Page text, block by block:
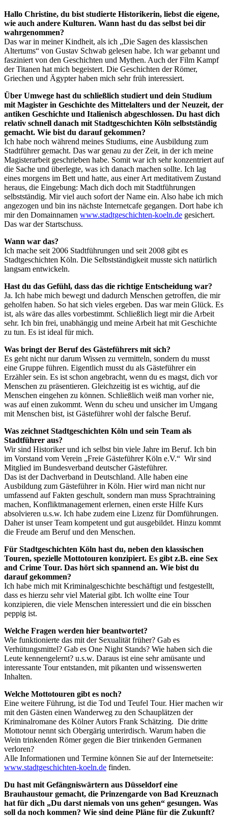
Hallo Christine, du bist studierte Historikerin, liebst die eigene,
wie auch andere Kulturen. Wann hast du das selbst bei dir
wahrgenommen?
Das war in meiner Kindheit, als ich „Die Sagen des klassischen
Altertums“ von Gustav Schwab gelesen habe. Ich war gebannt und
fasziniert von den Geschichten und Mythen. Auch der Film Kampf
der Titanen hat mich begeistert. Die Geschichten der Römer,
Griechen und Ägypter haben mich sehr früh interessiert.
Über Umwege hast du schließlich studiert und dein Studium
mit Magister in Geschichte des Mittelalters und der Neuzeit, der
antiken Geschichte und Italienisch abgeschlossen. Du hast dich
relativ schnell danach mit Stadtgeschichten Köln selbstständig
gemacht. Wie bist du darauf gekommen?
Ich habe noch während meines Studiums, eine Ausbildung zum
Stadtführer gemacht. Das war genau zu der Zeit, in der ich meine
Magisterarbeit geschrieben habe. Somit war ich sehr konzentriert auf
die Sache und überlegte, was ich danach machen sollte. Ich lag
eines morgens im Bett und hatte, aus einer Art meditativem Zustand
heraus, die Eingebung: Mach dich doch mit Stadtführungen
selbstständig. Mir viel auch sofort der Name ein. Also habe ich mich
angezogen und bin ins nächste Internetcafe gegangen. Dort habe ich
mir den Domainnamen www.stadtgeschichten-koeln.de gesichert.
Das war der Startschuss.
Wann war das?
Ich mache seit 2006 Stadtführungen und seit 2008 gibt es
Stadtgeschichten Köln. Die Selbstständigkeit musste sich natürlich
langsam entwickeln.
Hast du das Gefühl, dass das die richtige Entscheidung war?
Ja. Ich habe mich bewegt und dadurch Menschen getroffen, die mir
geholfen haben. So hat sich vieles ergeben. Das war mein Glück. Es
ist, als wäre das alles vorbestimmt. Schließlich liegt mir die Arbeit
sehr. Ich bin frei, unabhängig und meine Arbeit hat mit Geschichte
zu tun. Es ist ideal für mich.
Was bringt der Beruf des Gästeführers mit sich?
Es geht nicht nur darum Wissen zu vermitteln, sondern du musst
eine Gruppe führen. Eigentlich musst du als Gästeführer ein
Erzähler sein. Es ist schon angebracht, wenn du es magst, dich vor
Menschen zu präsentieren. Gleichzeitig ist es wichtig, auf die
Menschen eingehen zu können. Schließlich weiß man vorher nie,
was auf einen zukommt. Wenn du scheu und unsicher im Umgang
mit Menschen bist, ist Gästeführer wohl der falsche Beruf.
Was zeichnet Stadtgeschichten Köln und sein Team als
Stadtführer aus?
Wir sind Historiker und ich selbst bin viele Jahre im Beruf. Ich bin
im Vorstand vom Verein „Freie Gästeführer Köln e.V.“ Wir sind
Mitglied im Bundesverband deutscher Gästeführer.
Das ist der Dachverband in Deutschland. Alle haben eine
Ausbildung zum Gästeführer in Köln. Hier wird man nicht nur
umfassend auf Fakten geschult, sondern man muss Sprachtraining
machen, Konfliktmanagement erlernen, einen erste Hilfe Kurs
absolvieren u.s.w. Ich habe zudem eine Lizenz für Domführungen.
Daher ist unser Team kompetent und gut ausgebildet. Hinzu kommt
die Freude am Beruf und den Menschen.
Für Stadtgeschichten Köln hast du, neben den klassischen
Touren, spezielle Mottotouren konzipiert. Es gibt z.B. eine Sex
and Crime Tour. Das hört sich spannend an. Wie bist du
darauf gekommen?
Ich habe mich mit Kriminalgeschichte beschäftigt und festgestellt,
dass es hierzu sehr viel Material gibt. Ich wollte eine Tour
konzipieren, die viele Menschen interessiert und die ein bisschen
peppig ist.
Welche Fragen werden hier beantwortet?
Wie funktionierte das mit der Sexualität früher? Gab es
Verhütungsmittel? Gab es One Night Stands? Wie haben sich die
Leute kennengelernt? u.s.w. Daraus ist eine sehr amüsante und
interessante Tour entstanden, mit pikanten und wissenswerten
Inhalten.
Welche Mottotouren gibt es noch?
Eine weitere Führung, ist die Tod und Teufel Tour. Hier machen wir
mit den Gästen einen Wanderweg zu den Schauplätzen der
Kriminalromane des Kölner Autors Frank Schätzing. Die dritte
Mottotour nennt sich Obergärig unterirdisch. Warum haben die
Wein trinkenden Römer gegen die Bier trinkenden Germanen
verloren?
Alle Informationen und Termine können Sie auf der Internetseite:
www.stadtgeschichten-koeln.de finden.
Du hast mit Gefängniswärtern aus Düsseldorf eine
Brauhaustour gemacht, die Prinzengarde von Bad Kreuznach
hat für dich „Du darst niemals von uns gehen“ gesungen. Was
soll da noch kommen? Wie sind deine Pläne für die Zukunft?